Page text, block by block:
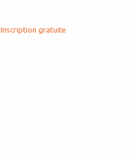
Inscription gratuite